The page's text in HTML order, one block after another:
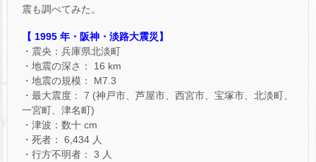
震も調べてみた。
【 1995 年・阪神・淡路大震災】
・震央：兵庫県北淡町
・地震の深さ： 16 km
・地震の規模： M7.3
・最大震度： 7 (神戸市、芦屋市、西宮市、宝塚市、北淡町、
一宮町、津名町)
・津波：数十 cm
・死者： 6,434 人
・行方不明者： 3 人